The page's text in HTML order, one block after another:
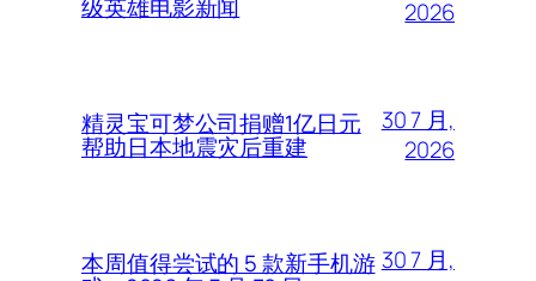
级英雄电影新闻
2026
精灵宝可梦公司捐赠1亿日元
帮助日本地震灾后重建
30 7 月,
2026
本周值得尝试的 5 款新手机游 30 7 月,